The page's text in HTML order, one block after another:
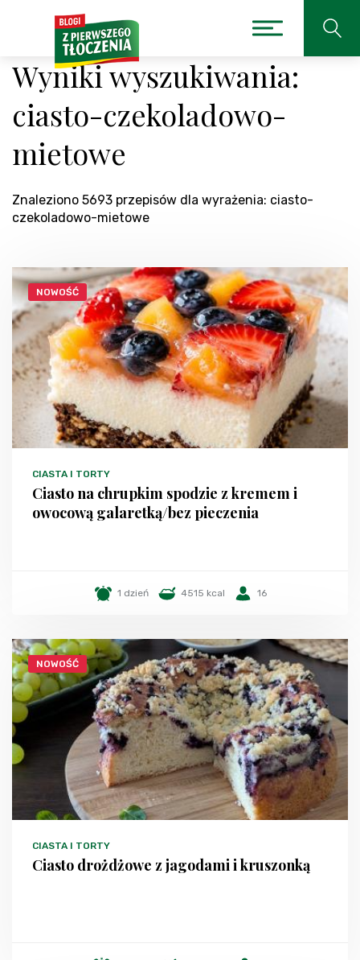
Wyniki wyszukiwania:
ciasto-czekoladowo-
mietowe
Znaleziono 5693 przepisów dla wyrażenia: ciasto-
czekoladowo-mietowe
NOWOŚĆ
CIASTA I TORTY
Ciasto na chrupkim spodzie z kremem i
owocową galaretką/bez pieczenia
1 dzień 4515 kcal 16
NOWOŚĆ
CIASTA I TORTY
Ciasto drożdżowe z jagodami i kruszonką